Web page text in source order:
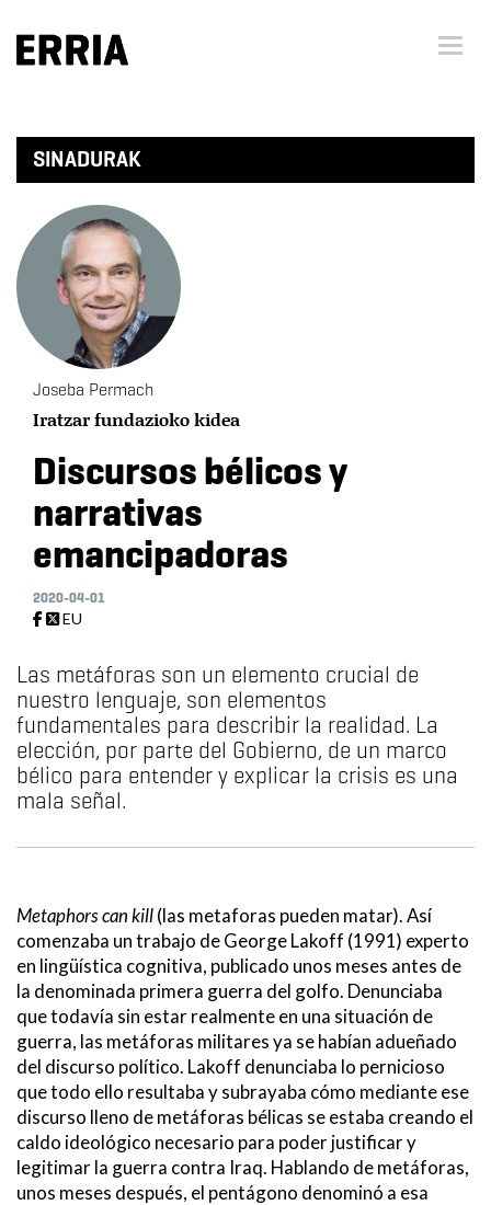
Menu
SINADURAK
Joseba Permach
Iratzar fundazioko kidea
Discursos bélicos y
narrativas
emancipadoras
2020-04-01
EU
Las metáforas son un elemento crucial de
nuestro lenguaje, son elementos
fundamentales para describir la realidad. La
elección, por parte del Gobierno, de un marco
bélico para entender y explicar la crisis es una
mala señal.
Metaphors can kill(las metaforas pueden matar). Así
comenzaba un trabajo de George Lakoff (1991) experto
en lingüística cognitiva, publicado unos meses antes de
la denominada primera guerra del golfo. Denunciaba
que todavía sin estar realmente en una situación de
guerra, las metáforas militares ya se habían adueñado
del discurso político. Lakoff denunciaba lo pernicioso
que todo ello resultaba y subrayaba cómo mediante ese
discurso lleno de metáforas bélicas se estaba creando el
caldo ideológico necesario para poder justificar y
legitimar la guerra contra Iraq. Hablando de metáforas,
unos meses después, el pentágono denominó a esa